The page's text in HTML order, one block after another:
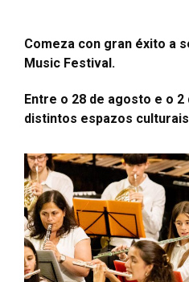
Comeza con gran éxito a
Music Festival.
Entre o 28 de agosto e o
distintos espazos